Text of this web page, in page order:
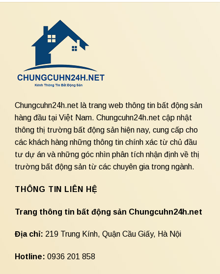
Chungcuhn24h.net là trang web thông tin bất động sản
hàng đầu tại Việt Nam. Chungcuhn24h.net cập nhật
thông thị trường bất động sản hiện nay, cung cấp cho
các khách hàng những thông tin chính xác từ chủ đầu
tư dự án và những góc nhìn phân tích nhận định về thị
trường bất động sản từ các chuyên gia trong ngành.
THÔNG TIN LIÊN HỆ
Trang thông tin bất động sản Chungcuhn24h.net
Địa chỉ: 219 Trung Kính, Quận Cầu Giấy, Hà Nội
Hotline: 0936 201 858